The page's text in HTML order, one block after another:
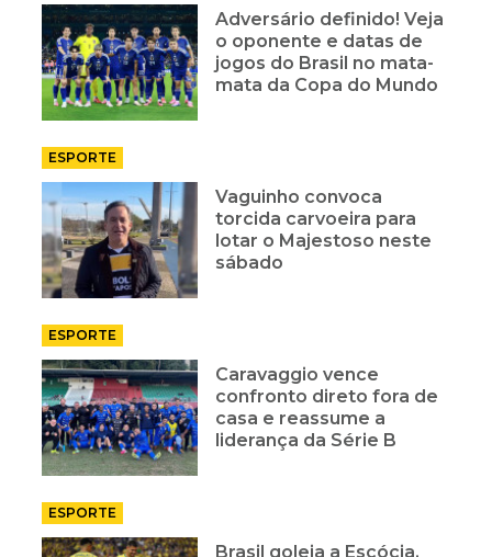
Adversário definido! Veja
o oponente e datas de
jogos do Brasil no mata-
mata da Copa do Mundo
ESPORTE
Vaguinho convoca
torcida carvoeira para
lotar o Majestoso neste
sábado
ESPORTE
Caravaggio vence
confronto direto fora de
casa e reassume a
liderança da Série B
ESPORTE
Brasil goleia a Escócia,